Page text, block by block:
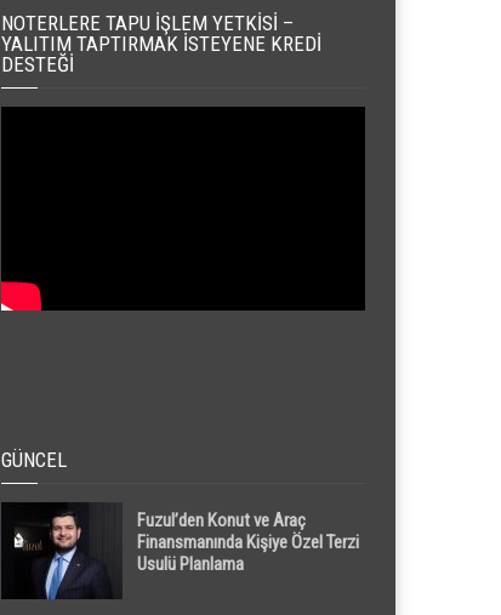
NOTERLERE TAPU İŞLEM YETKISI –
YALITIM TAPTIRMAK İSTEYENE KREDI
DESTEĞI
GÜNCEL
Fuzul’den Konut ve Araç
Finansmanında Kişiye Özel Terzi
Usulü Planlama